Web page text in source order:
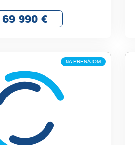
69 990 €
NA PRENÁJOM